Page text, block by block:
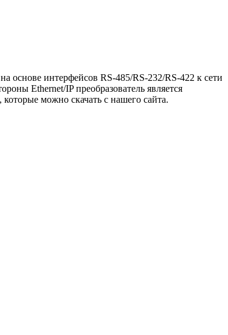
основе интерфейсов RS-485/RS-232/RS-422 к сети
Ethernet/IP преобразователь является
можно скачать с нашего сайта.